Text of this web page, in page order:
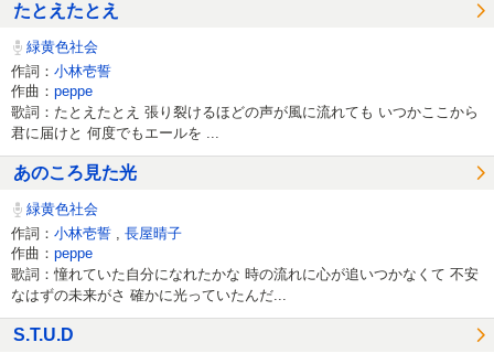
たとえたとえ
緑黄色社会
作詞： 小林壱誓
作曲： peppe
歌詞：たとえたとえ 張り裂けるほどの声が風に流れても いつかここから
君に届けと 何度でもエールを ...
あのころ見た光
緑黄色社会
作詞： 小林壱誓
長屋晴子
作曲： peppe
歌詞：憧れていた自分になれたかな 時の流れに心が追いつかなくて 不安
なはずの未来がさ 確かに光っていたんだ...
S.T.U.D